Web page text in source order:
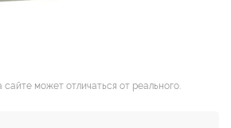
может отличаться от реального.